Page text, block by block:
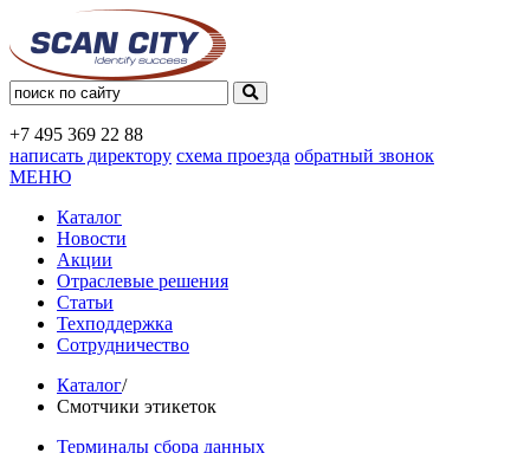
+7 495 369 22 88
написать директору схема проезда обратный звонок
МЕНЮ
Каталог
Новости
Акции
Отраслевые решения
Статьи
Техподдержка
Сотрудничество
Каталог/
Смотчики этикеток
Терминалы сбора данных